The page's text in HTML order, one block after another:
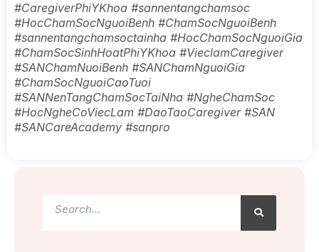
#CaregiverPhiYKhoa #sannentangchamsoc
#HocChamSocNguoiBenh #ChamSocNguoiBenh
#sannentangchamsoctainha #HocChamSocNguoiGia
#ChamSocSinhHoatPhiYKhoa #VieclamCaregiver
#SANChamNuoiBenh #SANChamNguoiGia
#ChamSocNguoiCaoTuoi
#SANNenTangChamSocTaiNha #NgheChamSoc
#HocNgheCoViecLam #DaoTaoCaregiver #SAN
#SANCareAcademy #sanpro
Search